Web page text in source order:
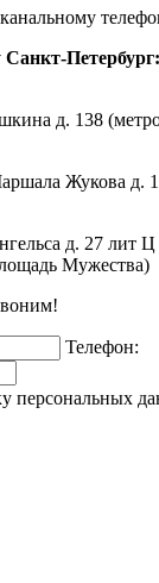
Петербург:
д. 138
Жукова д.
д. 27 лит
Мужества)
Телефон:
персональных